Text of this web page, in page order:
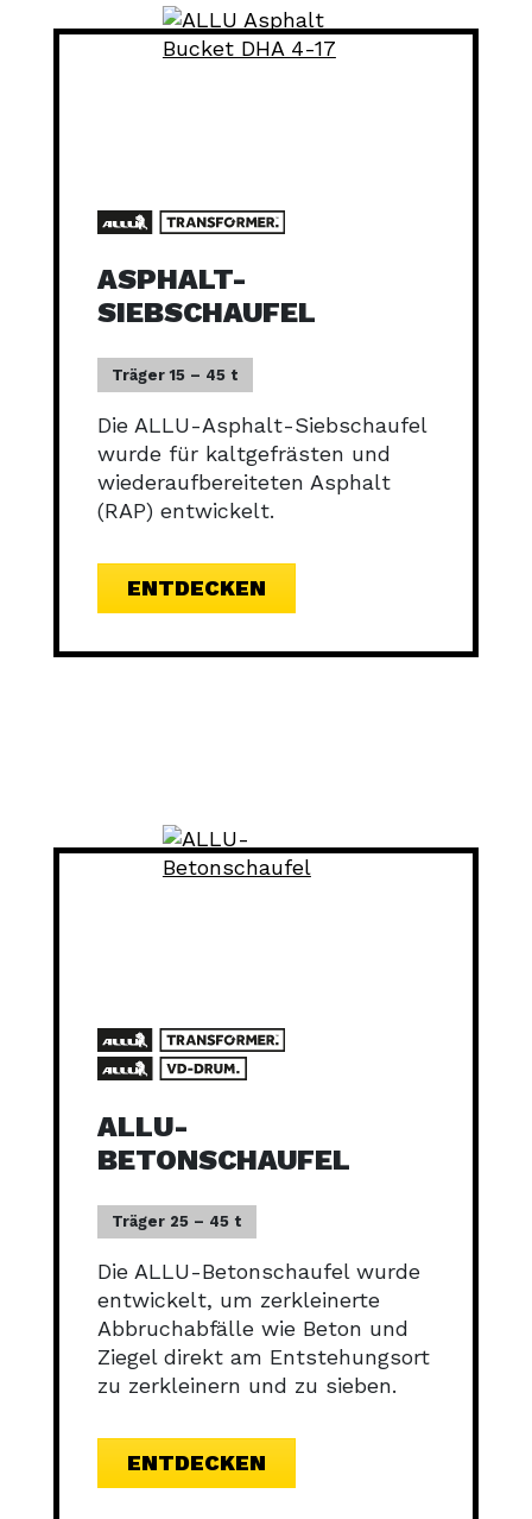
ASPHALT-
SIEBSCHAUFEL
Träger 15 – 45 t
Die ALLU-Asphalt-Siebschaufel
wurde für kaltgefrästen und
wiederaufbereiteten Asphalt
(RAP) entwickelt.
ENTDECKEN
ALLU-
BETONSCHAUFEL
Träger 25 – 45 t
Die ALLU-Betonschaufel wurde
entwickelt, um zerkleinerte
Abbruchabfälle wie Beton und
Ziegel direkt am Entstehungsort
zu zerkleinern und zu sieben.
ENTDECKEN